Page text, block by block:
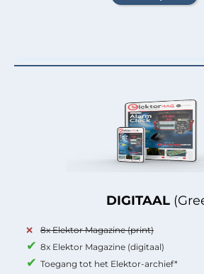
DIGITAAL
8x Elektor Magazine (print)
8x Elektor Magazine (digitaal)
Toegang tot het Elektor-archief*